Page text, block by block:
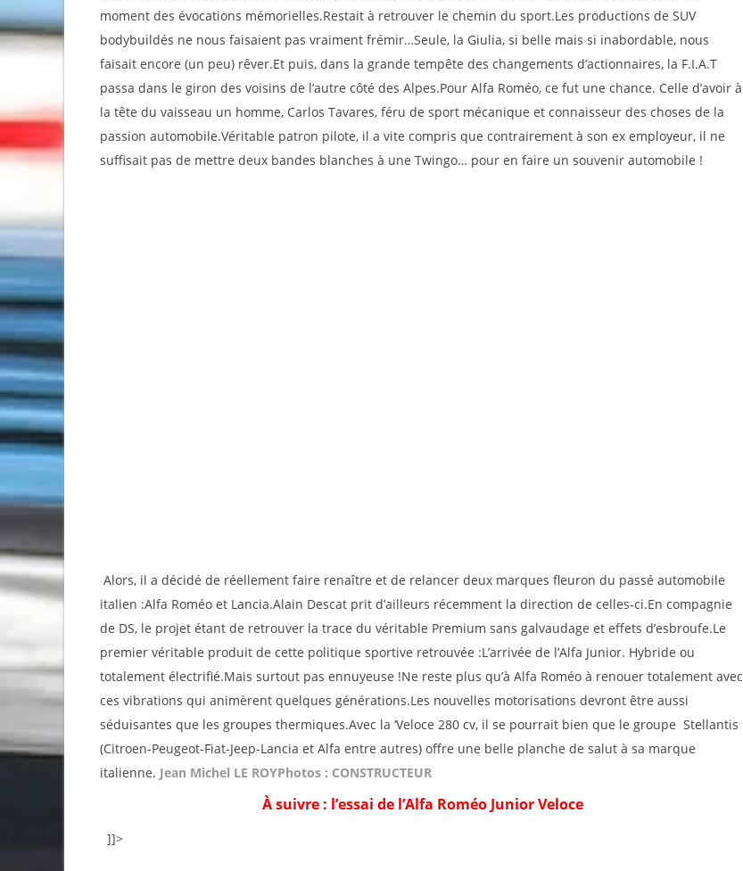
moment des évocations mémorielles.Restait à retrouver le chemin du sport.Les productions de SUV
bodybuildés ne nous faisaient pas vraiment frémir…Seule, la Giulia, si belle mais si inabordable, nous
faisait encore (un peu) rêver.Et puis, dans la grande tempête des changements d’actionnaires, la F.I.A.T
passa dans le giron des voisins de l’autre côté des Alpes.Pour Alfa Roméo, ce fut une chance. Celle d’avoir à
la tête du vaisseau un homme, Carlos Tavares, féru de sport mécanique et connaisseur des choses de la
passion automobile.Véritable patron pilote, il a vite compris que contrairement à son ex employeur, il ne
suffisait pas de mettre deux bandes blanches à une Twingo… pour en faire un souvenir automobile !
Alors, il a décidé de réellement faire renaître et de relancer deux marques fleuron du passé automobile
italien :Alfa Roméo et Lancia.Alain Descat prit d’ailleurs récemment la direction de celles-ci.En compagnie
de DS, le projet étant de retrouver la trace du véritable Premium sans galvaudage et effets d’esbroufe.Le
premier véritable produit de cette politique sportive retrouvée :L’arrivée de l’Alfa Junior. Hybride ou
totalement électrifié.Mais surtout pas ennuyeuse !Ne reste plus qu’à Alfa Roméo à renouer totalement avec
ces vibrations qui animèrent quelques générations.Les nouvelles motorisations devront être aussi
séduisantes que les groupes thermiques.Avec la ‘Veloce 280 cv, il se pourrait bien que le groupe Stellantis
(Citroen-Peugeot-Fiat-Jeep-Lancia et Alfa entre autres) offre une belle planche de salut à sa marque
italienne. Jean Michel LE ROYPhotos : CONSTRUCTEUR
À suivre : l’essai de l’Alfa Roméo Junior Veloce
]]>